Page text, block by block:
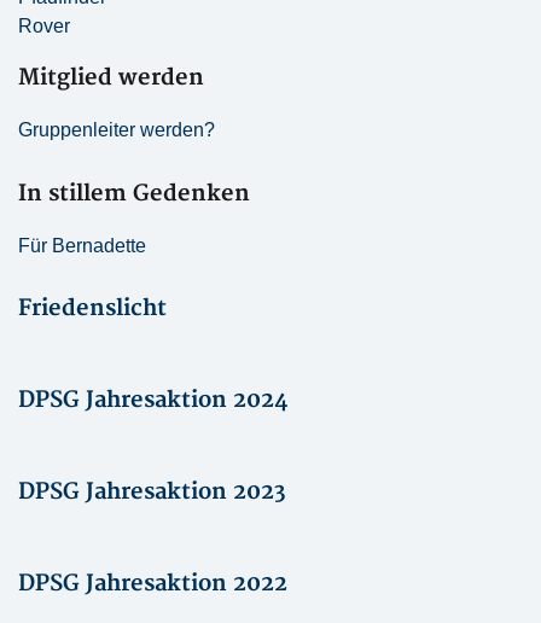
Rover
Mitglied werden
Gruppenleiter werden?
In stillem Gedenken
Für Bernadette
Friedenslicht
DPSG Jahresaktion 2024
DPSG Jahresaktion 2023
DPSG Jahresaktion 2022